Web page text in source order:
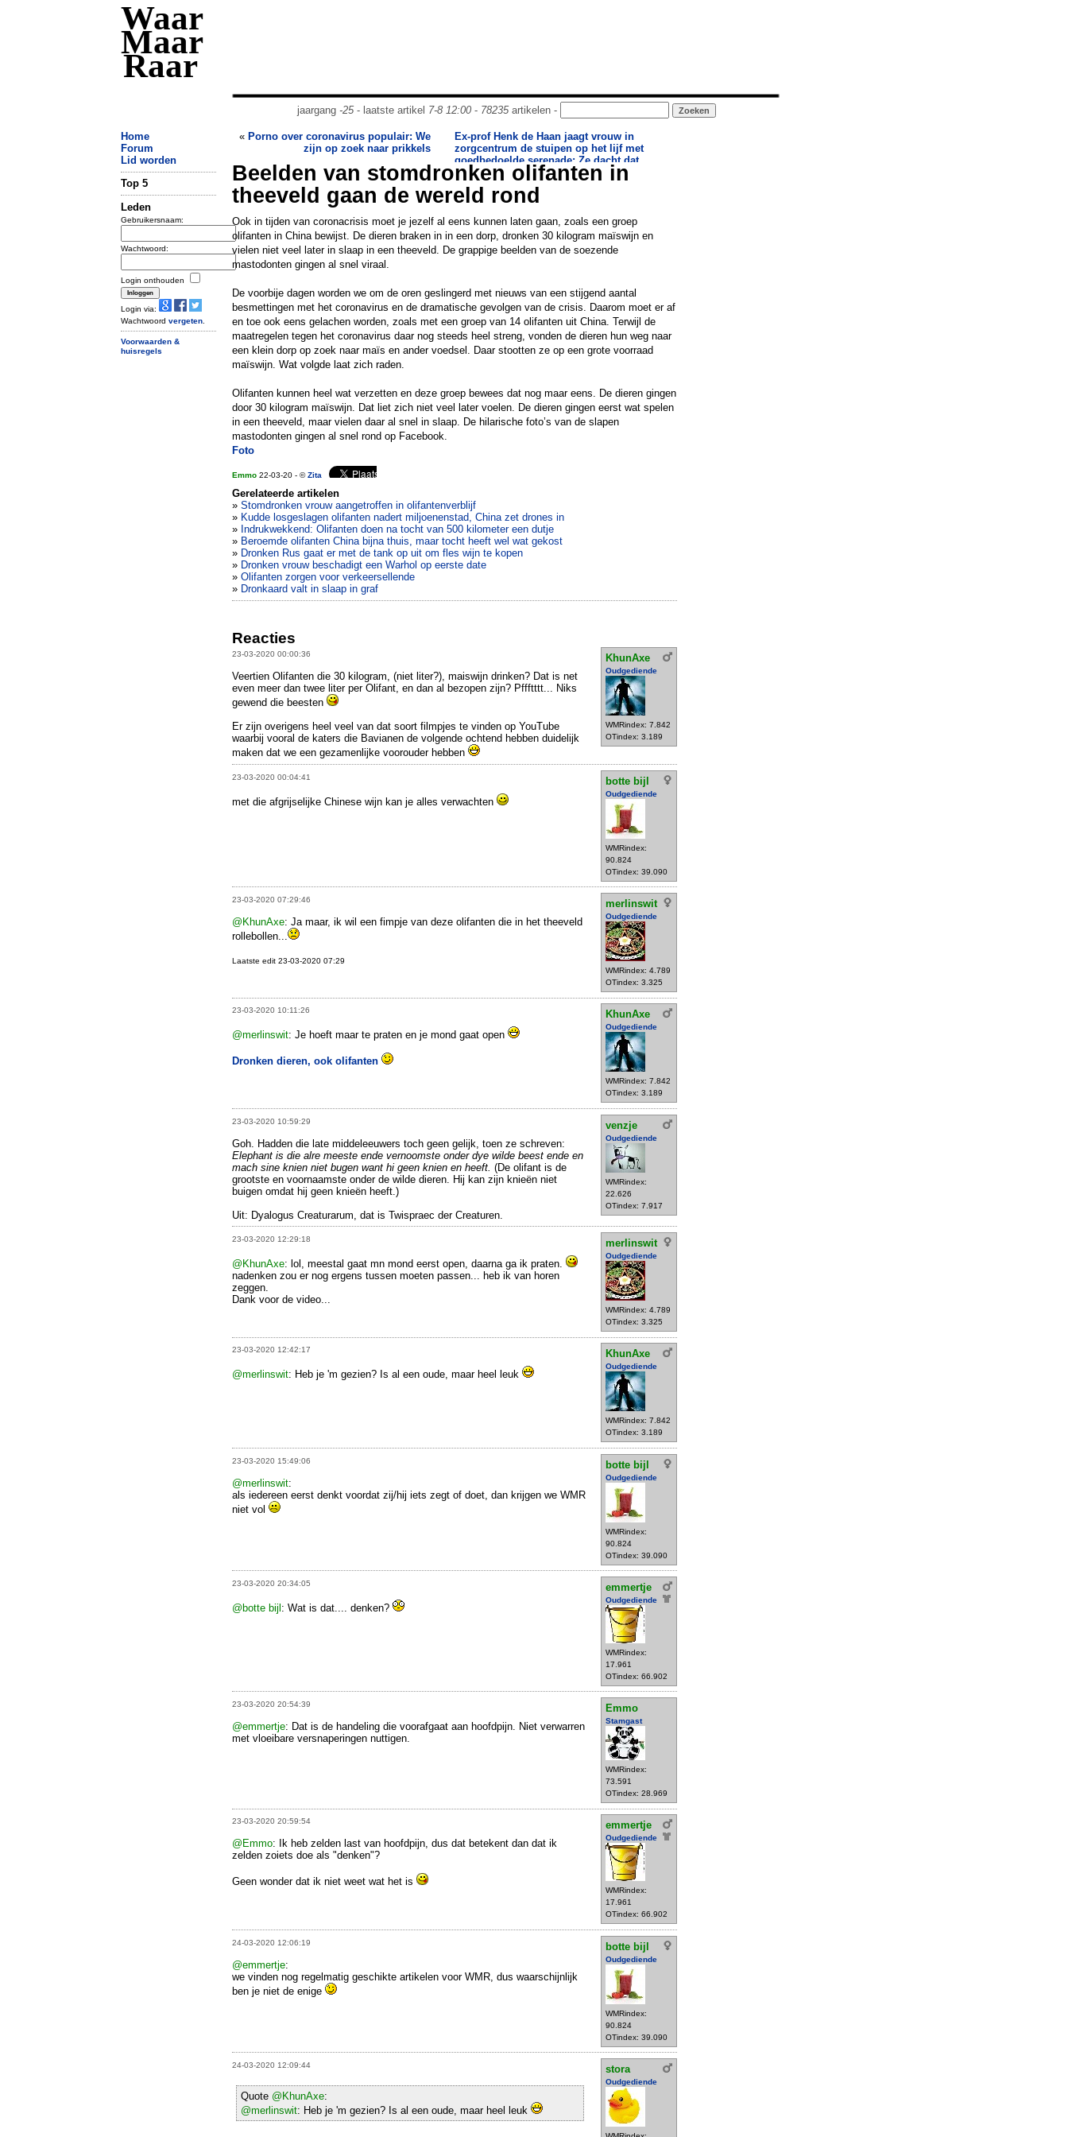
Waar
Maar
Raar
jaargang -25- laatste artikel 7-8 12:00- 78235artikelen -
Home
Forum
Lid worden
Top 5
Leden
Gebruikersnaam:
Wachtwoord:
Login onthouden
Login via:
Wachtwoord vergeten
Voorwaarden &
huisregels
« Porno over coronavirus populair: We
zijn op zoek naar prikkels
Ex-prof Henk de Haan jaagt vrouw in
zorgcentrum de stuipen op het lijf met
goedbedoelde serenade: Ze dacht dat
het alarm afging»
Beelden van stomdronken olifanten in
theeveld gaan de wereld rond
Ook in tijden van coronacrisis moet je jezelf al eens kunnen laten gaan, zoals een groep
olifanten in China bewijst. De dieren braken in in een dorp, dronken 30 kilogram maïswijn en
vielen niet veel later in slaap in een theeveld. De grappige beelden van de soezende
mastodonten gingen al snel viraal.
De voorbije dagen worden we om de oren geslingerd met nieuws van een stijgend aantal
besmettingen met het coronavirus en de dramatische gevolgen van de crisis. Daarom moet er af
en toe ook eens gelachen worden, zoals met een groep van 14 olifanten uit China. Terwijl de
maatregelen tegen het coronavirus daar nog steeds heel streng, vonden de dieren hun weg naar
een klein dorp op zoek naar maïs en ander voedsel. Daar stootten ze op een grote voorraad
maïswijn. Wat volgde laat zich raden.
Olifanten kunnen heel wat verzetten en deze groep bewees dat nog maar eens. De dieren gingen
door 30 kilogram maïswijn. Dat liet zich niet veel later voelen. De dieren gingen eerst wat spelen
in een theeveld, maar vielen daar al snel in slaap. De hilarische foto’s van de slapen
mastodonten gingen al snel rond op Facebook.
Foto
Emmo 22-03-20 - ©Zita
Gerelateerde artikelen
» Stomdronken vrouw aangetroffen in olifantenverblijf
» Kudde losgeslagen olifanten nadert miljoenenstad, China zet drones in
» Indrukwekkend: Olifanten doen na tocht van 500 kilometer een dutje
» Beroemde olifanten China bijna thuis, maar tocht heeft wel wat gekost
» Dronken Rus gaat er met de tank op uit om fles wijn te kopen
» Dronken vrouw beschadigt een Warhol op eerste date
» Olifanten zorgen voor verkeersellende
» Dronkaard valt in slaap in graf
Reacties
23-03-2020 00:00:36 KhunAxe
Oudgediende
WMRindex: 7.842
OTindex: 3.189
Veertien Olifanten die 30 kilogram, (niet liter?), maiswijn drinken? Dat is net
even meer dan twee liter per Olifant, en dan al bezopen zijn? Pffftttt... Niks
gewend die beesten
Er zijn overigens heel veel van dat soort filmpjes te vinden op YouTube
waarbij vooral de katers die Bavianen de volgende ochtend hebben duidelijk
maken dat we een gezamenlijke voorouder hebben
23-03-2020 00:04:41 botte bijl
Oudgediende
WMRindex:
90.824
OTindex: 39.090
met die afgrijselijke Chinese wijn kan je alles verwachten
23-03-2020 07:29:46 merlinswit
Oudgediende
WMRindex: 4.789
OTindex: 3.325
@KhunAxe: Ja maar, ik wil een fimpje van deze olifanten die in het theeveld
rollebollen...
Laatste edit 23-03-2020 07:29
23-03-2020 10:11:26 KhunAxe
Oudgediende
WMRindex: 7.842
OTindex: 3.189
@merlinswit: Je hoeft maar te praten en je mond gaat open
Dronken dieren, ook olifanten
23-03-2020 10:59:29 venzje
Oudgediende
WMRindex:
22.626
OTindex: 7.917
Goh. Hadden die late middeleeuwers toch geen gelijk, toen ze schreven:
Elephant is die alre meeste ende vernoomste onder dye wilde beest ende en
mach sine knien niet bugen want hi geen knien en heeft. (De olifant is de
grootste en voornaamste onder de wilde dieren. Hij kan zijn knieën niet
buigen omdat hij geen knieën heeft.)
Uit: Dyalogus Creaturarum, dat is Twispraec der Creaturen.
23-03-2020 12:29:18 merlinswit
Oudgediende
WMRindex: 4.789
OTindex: 3.325
@KhunAxe: lol, meestal gaat mn mond eerst open, daarna ga ik praten.
nadenken zou er nog ergens tussen moeten passen... heb ik van horen
zeggen.
Dank voor de video...
23-03-2020 12:42:17 KhunAxe
Oudgediende
WMRindex: 7.842
OTindex: 3.189
@merlinswit: Heb je 'm gezien? Is al een oude, maar heel leuk
23-03-2020 15:49:06 botte bijl
Oudgediende
WMRindex:
90.824
OTindex: 39.090
@merlinswit:
als iedereen eerst denkt voordat zij/hij iets zegt of doet, dan krijgen we WMR
niet vol
23-03-2020 20:34:05 emmertje
Oudgediende
WMRindex:
17.961
OTindex: 66.902
@botte bijl : Wat is dat.... denken?
23-03-2020 20:54:39 Emmo
Stamgast
WMRindex:
73.591
OTindex: 28.969
@emmertje: Dat is de handeling die voorafgaat aan hoofdpijn. Niet verwarren
met vloeibare versnaperingen nuttigen.
23-03-2020 20:59:54 emmertje
Oudgediende
WMRindex:
17.961
OTindex: 66.902
@Emmo: Ik heb zelden last van hoofdpijn, dus dat betekent dan dat ik
zelden zoiets doe als "denken"?
Geen wonder dat ik niet weet wat het is
24-03-2020 12:06:19 botte bijl
Oudgediende
WMRindex:
90.824
OTindex: 39.090
@emmertje:
we vinden nog regelmatig geschikte artikelen voor WMR, dus waarschijnlijk
ben je niet de enige
24-03-2020 12:09:44 stora
Oudgediende
Quote @KhunAxe:
@merlinswit: Heb je 'm gezien? Is al een oude, maar heel leuk